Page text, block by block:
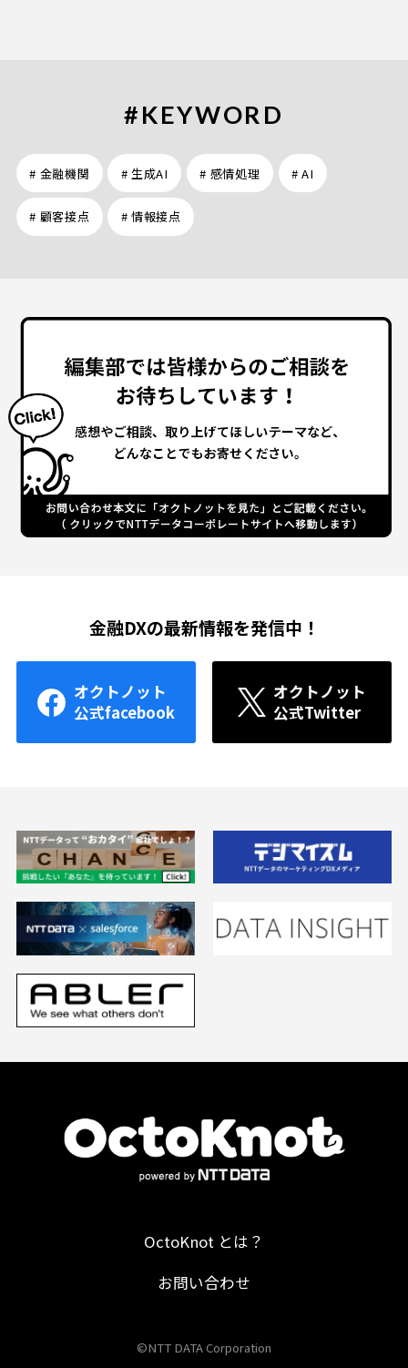
#KEYWORD
# 金融機関 # 生成AI # 感情処理 # AI
# 顧客接点 # 情報接点
金融DXの最新情報を発信中！
オクトノット
公式facebook
オクトノット
公式Twitter
OctoKnot とは？
お問い合わせ
©NTT DATA Corporation